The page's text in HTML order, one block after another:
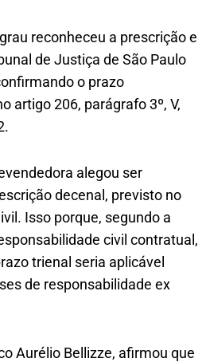
reconheceu a prescrição e
de Justiça de São Paulo
o prazo
artigo 206, parágrafo 3º, V,
alegou ser
decenal, previsto no
Isso porque, segundo a
civil contratual,
trienal seria aplicável
de responsabilidade ex
Aurélio Bellizze, afirmou que